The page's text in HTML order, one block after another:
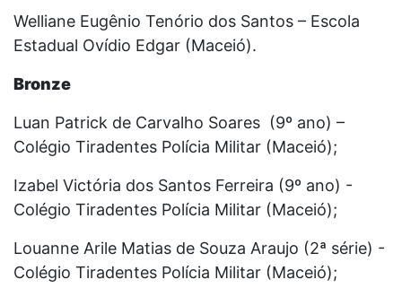
Welliane Eugênio Tenório dos Santos – Escola
Estadual Ovídio Edgar (Maceió).
Bronze
Luan Patrick de Carvalho Soares (9º ano) –
Colégio Tiradentes Polícia Militar (Maceió);
Izabel Victória dos Santos Ferreira (9º ano) -
Colégio Tiradentes Polícia Militar (Maceió);
Louanne Arile Matias de Souza Araujo (2ª série) -
Colégio Tiradentes Polícia Militar (Maceió);